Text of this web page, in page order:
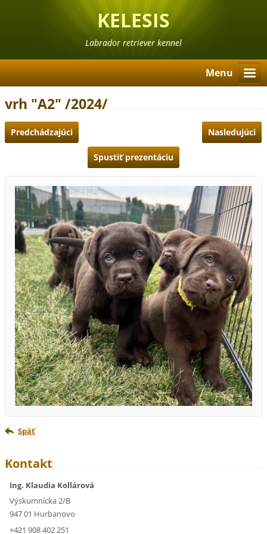
KELESIS
Labrador retriever kennel
Menu
vrh "A2" /2024/
Predchádzajúci Nasledujúci
Spustiť prezentáciu
Späť
Kontakt
Ing. Klaudia Kollárová
Výskumnícka 2/B
947 01 Hurbanovo
+421 908 402 251